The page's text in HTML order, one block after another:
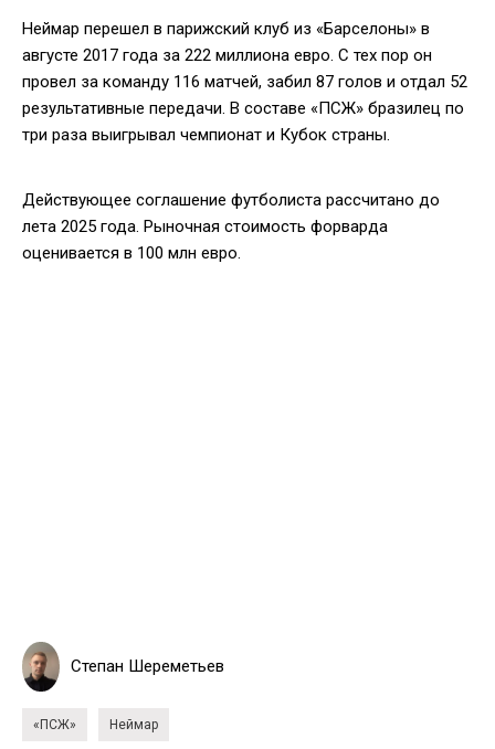
Неймар перешел в парижский клуб из «Барселоны» в
августе 2017 года за 222 миллиона евро. С тех пор он
провел за команду 116 матчей, забил 87 голов и отдал 52
результативные передачи. В составе «ПСЖ» бразилец по
три раза выигрывал чемпионат и Кубок страны.
Действующее соглашение футболиста рассчитано до
лета 2025 года. Рыночная стоимость форварда
оценивается в 100 млн евро.
Степан Шереметьев
«ПСЖ» Неймар